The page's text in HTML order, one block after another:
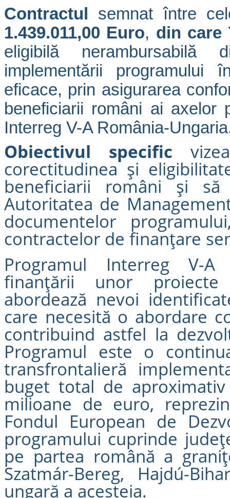
Contractul
semnat între
1.439.011,00 Euro, din care
eligibilă
implementării programului
eficace, prin asigurarea
beneficiarii români ai axelor
Interreg V-A România-
Obiectivul specific
corectitudinea și
beneficiarii români și
Autoritatea de
documentelor
contractelor de finanțare
Programul Interreg V-A
finanţării unor proiecte
abordează nevoi
care necesită o abordare
contribuind astfel la
Programul este o
transfrontalieră
buget total de
milioane de euro,
Fondul European de
programului cuprinde
pe partea română a
Szatmár-Bereg, Hajdú-
ungară a acesteia.